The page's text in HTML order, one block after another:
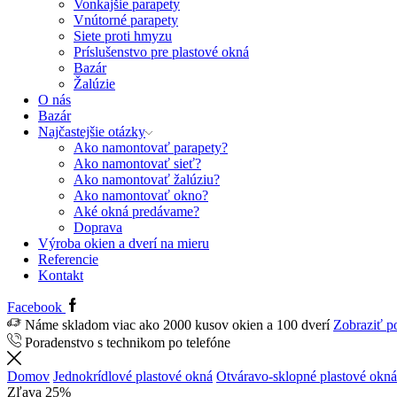
Vonkajšie parapety
Vnútorné parapety
Siete proti hmyzu
Príslušenstvo pre plastové okná
Bazár
Žalúzie
O nás
Bazár
Najčastejšie otázky
Ako namontovať parapety?
Ako namontovať sieť?
Ako namontovať žalúziu?
Ako namontovať okno?
Aké okná predávame?
Doprava
Výroba okien a dverí na mieru
Referencie
Kontakt
Facebook
Náme skladom viac ako 2000 kusov okien a 100 dverí Zobraziť
Poradenstvo s technikom po telefóne
Domov Jednokrídlové plastové okná Otváravo-sklopné plastové okná
Zľava 25%